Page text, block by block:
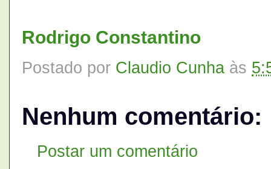
Rodrigo Constantino
Postado por Claudio Cunha às
Nenhum comentário:
Postar um comentário